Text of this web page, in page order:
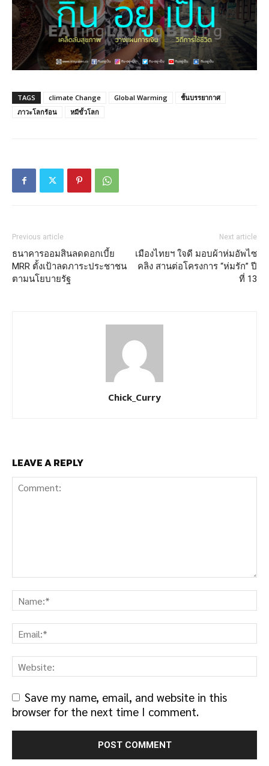
TAGS climate Change Global Warming
ชั้นบรรยากาศ
ภาวะโลกร้อน
หมีขั้วโลก
Previous article
ธนาคารออมสินลดดอกเบี้ย
MRR ตั้งเป้าลดภาระประชาชน
ตามนโยบายรัฐ
Next article
เมืองไทยฯ ใจดี มอบผ้าห่มอัพไซ
คลิง สานต่อโครงการ “ห่มรัก” ปี
ที่ 13
Chick_Curry
LEAVE A REPLY
Save my name, email, and website in this
browser for the next time I comment.